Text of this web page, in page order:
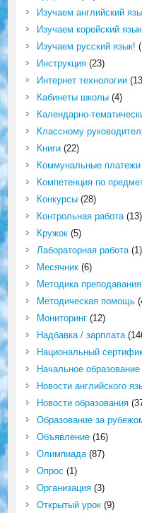
Изучаем английский
Изучаем корейский
Изучаем русский язык!
Инструкция(23)
Интернет технологии
Кабинеты школы(4)
Календарно-
Классному
Книги(22)
Коммунальные платежи
Компетенция по
Конкурсы(28)
Контрольная работа(13)
Кружок(5)
Лабораторная работа(1)
Месячник(6)
Методика преподавания
Методическая помощь
Мониторинг(12)
Надбавка / зарплата
Национальный
Начальное образование
Новости английского
Новости образования
Образование за
Объявление(16)
Олимпиада(87)
Опрос (1)
Организация(3)
Открытый урок(9)